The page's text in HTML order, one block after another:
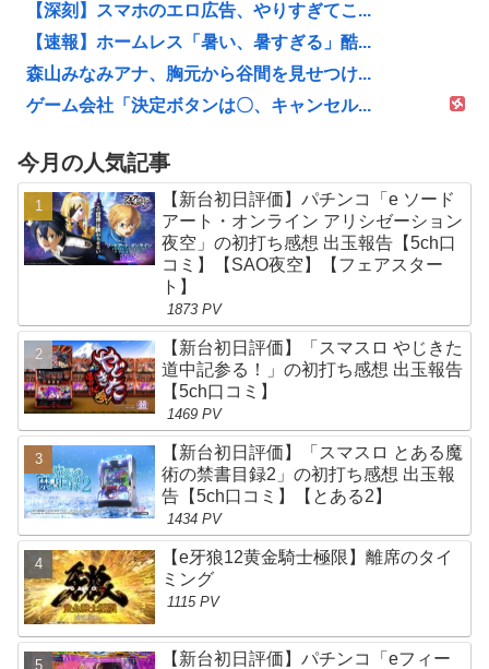
【深刻】スマホのエロ広告、やりすぎてこ...
【速報】ホームレス「暑い、暑すぎる」酷...
森山みなみアナ、胸元から谷間を見せつけ...
ゲーム会社「決定ボタンは〇、キャンセル...
今月の人気記事
【新台初日評価】パチンコ「e ソード
アート・オンライン アリシゼーション
夜空」の初打ち感想 出玉報告【5ch口
コミ】【SAO夜空】【フェアスター
ト】
1873 PV
【新台初日評価】「スマスロ やじきた
道中記参る！」の初打ち感想 出玉報告
【5ch口コミ】
1469 PV
【新台初日評価】「スマスロ とある魔
術の禁書目録2」の初打ち感想 出玉報
告【5ch口コミ】【とある2】
1434 PV
【e牙狼12黄金騎士極限】離席のタイ
ミング
1115 PV
【新台初日評価】パチンコ「eフィー